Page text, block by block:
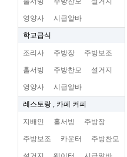
영양사 시급알바
학교급식
조리사 주방장 주방보조
홀서빙 주방찬모 설거지
영양사 시급알바
레스토랑 , 카페 커피
지배인 홀서빙 주방장
주방보조 카운터 주방찬모